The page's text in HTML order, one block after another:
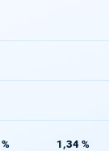
1,34 %